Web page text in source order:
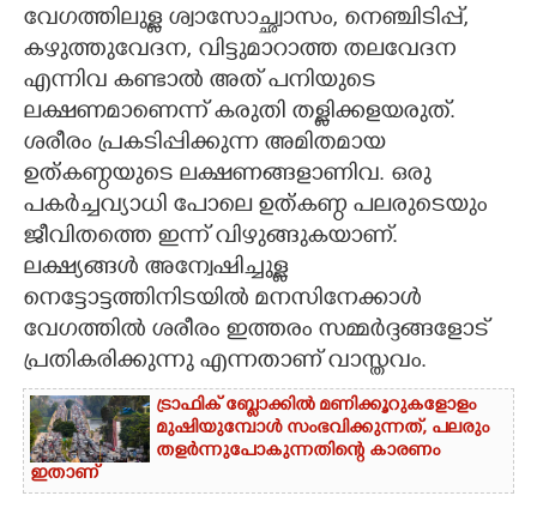
CARTOONS
LITERATURE
ZOOM
CONTACT US
വേഗത്തിലുള്ള ശ്വാസോച്ഛ്വാസം, നെഞ്ചിടിപ്പ്,
കഴുത്തുവേദന, വിട്ടുമാറാത്ത തലവേദന
എന്നിവ കണ്ടാൽ അത് പനിയുടെ
ലക്ഷണമാണെന്ന് കരുതി തള്ളിക്കളയരുത്.
ശരീരം പ്രകടിപ്പിക്കുന്ന അമിതമായ
ഉത്കണ്ഠയുടെ ലക്ഷണങ്ങളാണിവ. ഒരു
പകർച്ചവ്യാധി പോലെ ഉത്കണ്ഠ പലരുടെയും
ജീവിതത്തെ ഇന്ന് വിഴുങ്ങുകയാണ്.
ലക്ഷ്യങ്ങൾ അന്വേഷിച്ചുള്ള
നെട്ടോട്ടത്തിനിടയിൽ മനസിനേക്കാൾ
വേഗത്തിൽ ശരീരം ഇത്തരം സമ്മർദ്ദങ്ങളോട്
പ്രതികരിക്കുന്നു എന്നതാണ് വാസ്തവം.
ട്രാഫിക് ബ്ലോക്കിൽ മണിക്കൂറുകളോളം
മുഷിയുമ്പോൾ സംഭവിക്കുന്നത്, പലരും
തളർന്നുപോകുന്നതിന്റെ കാരണം
ഇതാണ്